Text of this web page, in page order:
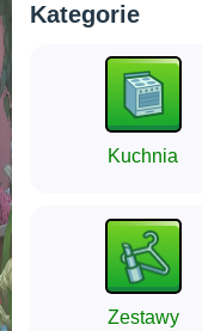
Kategorie
Kuchnia
Zestawy